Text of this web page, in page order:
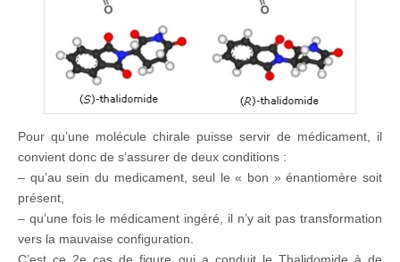
Pour qu’une molécule chirale puisse servir de médicament, il
convient donc de s’assurer de deux conditions :
– qu’au sein du medicament, seul le « bon » énantiomère soit
présent,
– qu’une fois le médicament ingéré, il n’y ait pas transformation
vers la mauvaise configuration.
C’est ce 2e cas de figure qui a conduit le Thalidomide à de